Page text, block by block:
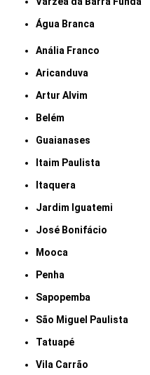
Água Branca
Anália Franco
Aricanduva
Artur Alvim
Belém
Guaianases
Itaim Paulista
Itaquera
Jardim Iguatemi
José Bonifácio
Mooca
Penha
Sapopemba
São Miguel Paulista
Tatuapé
Vila Carrão